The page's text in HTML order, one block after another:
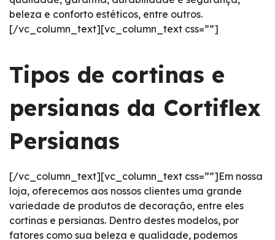
beleza e conforto estéticos, entre outros.
[/vc_column_text][vc_column_text css=””]
Tipos de cortinas e
persianas da Cortiflex
Persianas
[/vc_column_text][vc_column_text css=””]Em nossa
loja, oferecemos aos nossos clientes uma grande
variedade de produtos de decoração, entre eles
cortinas e persianas. Dentro destes modelos, por
fatores como sua beleza e qualidade, podemos